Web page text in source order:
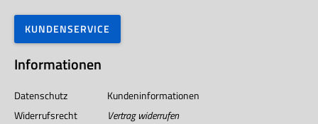
KUNDENSERVICE
Informationen
Datenschutz
Kundeninformationen
Widerrufsrecht
Vertrag widerrufen